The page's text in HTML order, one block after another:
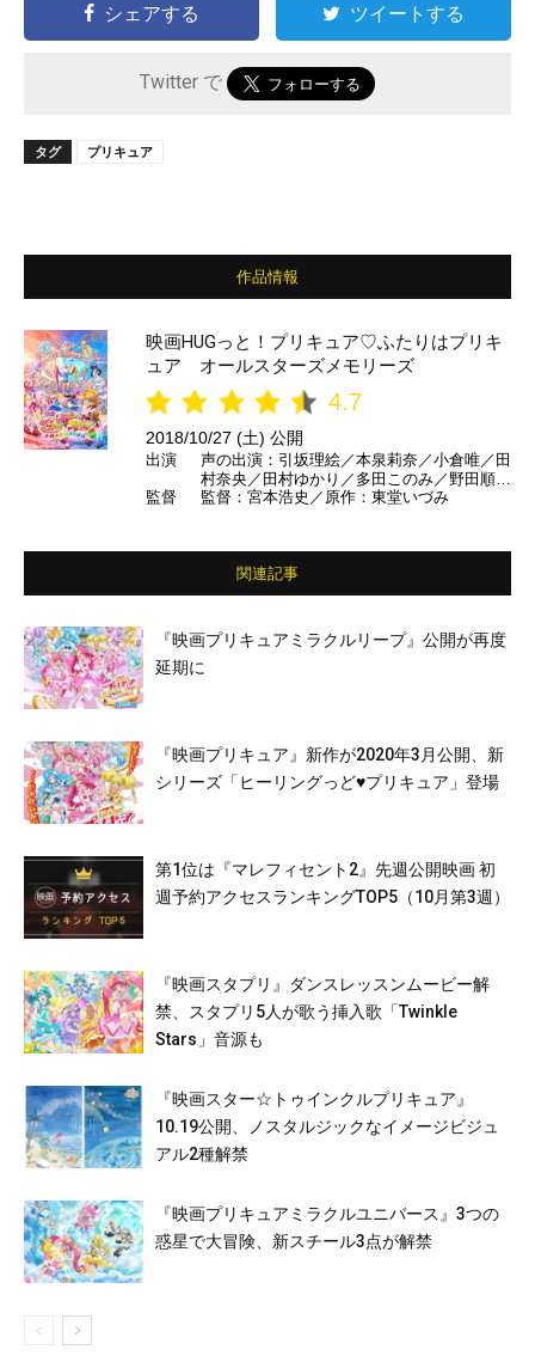
シェアする ツイートする
Twitter で
タグ プリキュア
作品情報
映画HUGっと！プリキュア♡ふたりはプリキ
ュア オールスターズメモリーズ
4.7
2018/10/27 (土) 公開
出演
声の出演：引坂理絵／本泉莉奈／小倉唯／田
村奈央／田村ゆかり／多田このみ／野田順子
／本名陽子／ゆかな／田中理恵／樹元オリエ
喜多村英梨／中川亜紀子／小松由佳／水樹
奈々／水沢史絵／桑島法子／久川綾／小清水
亜美／折笠富美子／豊口めぐみ／大久保瑠美
里奈／西村ちなみ／生天目仁美／寿美菜子／
渕上舞／宮本佳那子／釘宮理恵／中島愛／潘
めぐみ／北川里奈／戸松遥／嶋村 侑／浅野
矢島晶子／宮野真守／山本美月 ほか
監督 監督：宮本浩史／原作：東堂いづみ
関連記事
『映画プリキュアミラクルリープ』公開が再度
延期に
『映画プリキュア』新作が2020年3月公開、新
シリーズ「ヒーリングっど♥プリキュア」登場
第1位は『マレフィセント2』先週公開映画 初
週予約アクセスランキングTOP5（10月第3週）
『映画スタプリ』ダンスレッスンムービー解
禁、スタプリ5人が歌う挿入歌「Twinkle
Stars」音源も
『映画スター☆トゥインクルプリキュア』
10.19公開、ノスタルジックなイメージビジュ
アル2種解禁
『映画プリキュアミラクルユニバース』3つの
惑星で大冒険、新スチール3点が解禁